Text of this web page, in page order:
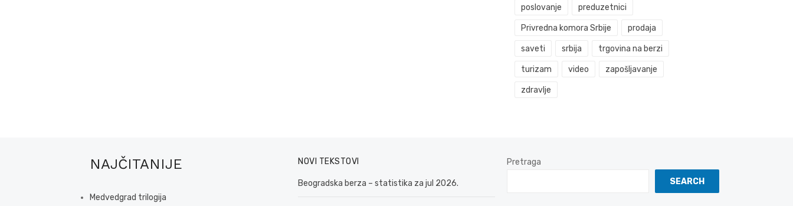
poslovanje preduzetnici
Privredna komora Srbije prodaja
saveti srbija trgovina na berzi
turizam video zapošljavanje
zdravlje
NAJČITANIJE
Medvedgrad trilogija
NOVI TEKSTOVI
Beogradska berza – statistika za jul 2026.
Pretraga
SEARCH